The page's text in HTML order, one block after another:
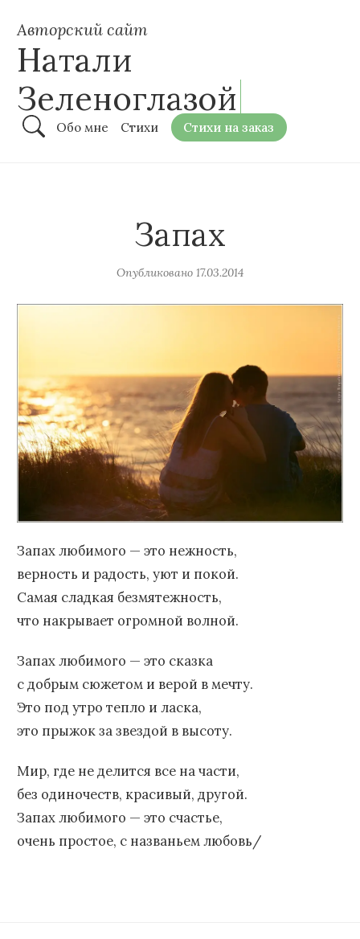
Авторский сайт
Натали
Зеленоглазой
Обо мне Стихи Стихи на заказ
Запах
Опубликовано 17.03.2014
Запах любимого — это нежность,
верность и радость, уют и покой.
Самая сладкая безмятежность,
что накрывает огромной волной.
Запах любимого — это сказка
с добрым сюжетом и верой в мечту.
Это под утро тепло и ласка,
это прыжок за звездой в высоту.
Мир, где не делится все на части,
без одиночеств, красивый, другой.
Запах любимого — это счастье,
очень простое, с названьем любовь/